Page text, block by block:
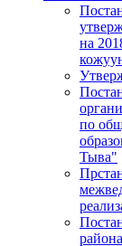
на
по
Тыва"